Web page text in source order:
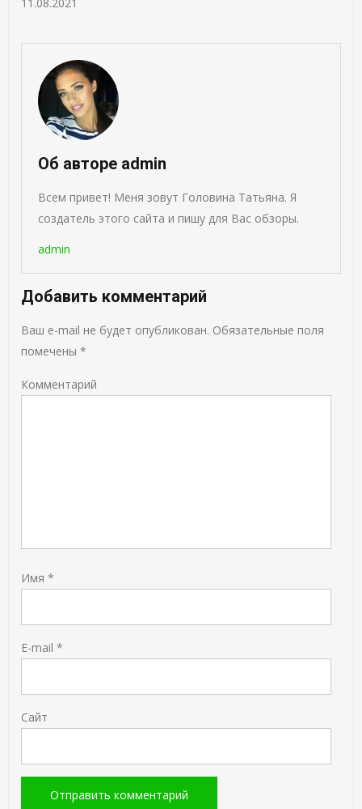
Об авторе admin
Всем привет! Меня зовут Головина Татьяна. Я
создатель этого сайта и пишу для Вас обзоры.
admin
Добавить комментарий
Ваш e-mail не будет опубликован. Обязательные поля
помечены*
Комментарий
Имя*
E-mail*
Сайт